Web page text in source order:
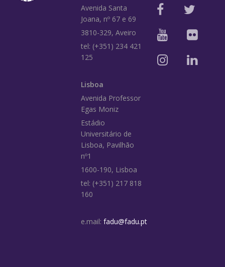
Avenida Santa
Joana, nº 67 e 69
3810-329, Aveiro
tel: (+351) 234 421
125
Lisboa
Avenida Professor
Egas Moniz
Estádio
Universitário de
Lisboa, Pavilhão
nº1
1600-190, Lisboa
tel: (+351) 217 818
160
e.mail: fadu@fadu.pt